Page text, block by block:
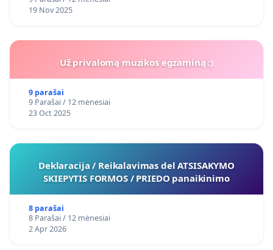
19 Nov 2025
Už privalomą muzikos egzaminą :)
9 parašai
9 Parašai / 12 mėnesiai
23 Oct 2025
Deklaracija / Reikalavimas del ATSISAKYMO
SKIEPYTIS FORMOS / PRIEDO panaikinimo
8 parašai
8 Parašai / 12 mėnesiai
2 Apr 2026